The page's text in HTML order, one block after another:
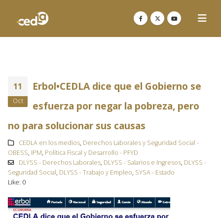
11
Oct
Erbol•CEDLA dice que el Gobierno se
esfuerza por negar la pobreza, pero
no para solucionar sus causas
CEDLA en los medios, Derechos Laborales y Seguridad Social -
OBESS, IPM, Política Fiscal y Desarrollo - PFYD
DLYSS - Derechos Laborales, DLYSS - Salarios e Ingresos, DLYSS -
Seguridad Social, DLYSS - Trabajo y Empleo, SYSA - Estado
Like: 0